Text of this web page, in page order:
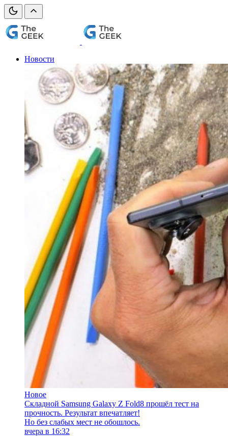
Новости
Новое
Складной Samsung Galaxy Z Fold8 прошёл тест на
прочность. Результат впечатляет!
Но без слабых мест не обошлось.
вчера в 16:32